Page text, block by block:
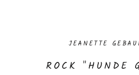
JEANETTE
ROCK "HUNDE